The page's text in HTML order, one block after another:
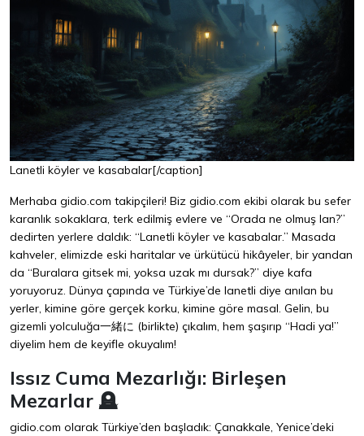
Lanetli köyler ve kasabalar[/caption]
Merhaba gidio.com takipçileri! Biz gidio.com ekibi olarak bu sefer
karanlık sokaklara, terk edilmiş evlere ve “Orada ne olmuş lan?”
dedirten yerlere daldık: “Lanetli köyler ve kasabalar.” Masada
kahveler, elimizde eski haritalar ve ürkütücü hikâyeler, bir yandan
da “Buralara gitsek mi, yoksa uzak mı dursak?” diye kafa
yoruyoruz. Dünya çapında ve Türkiye’de lanetli diye anılan bu
yerler, kimine göre gerçek korku, kimine göre masal. Gelin, bu
gizemli yolculuğa一緒に (birlikte) çıkalım, hem şaşırıp “Hadi ya!”
diyelim hem de keyifle okuyalım!
Issız Cuma Mezarlığı: Birleşen
Mezarlar 🪦
gidio.com olarak Türkiye’den başladık: Çanakkale, Yenice’deki